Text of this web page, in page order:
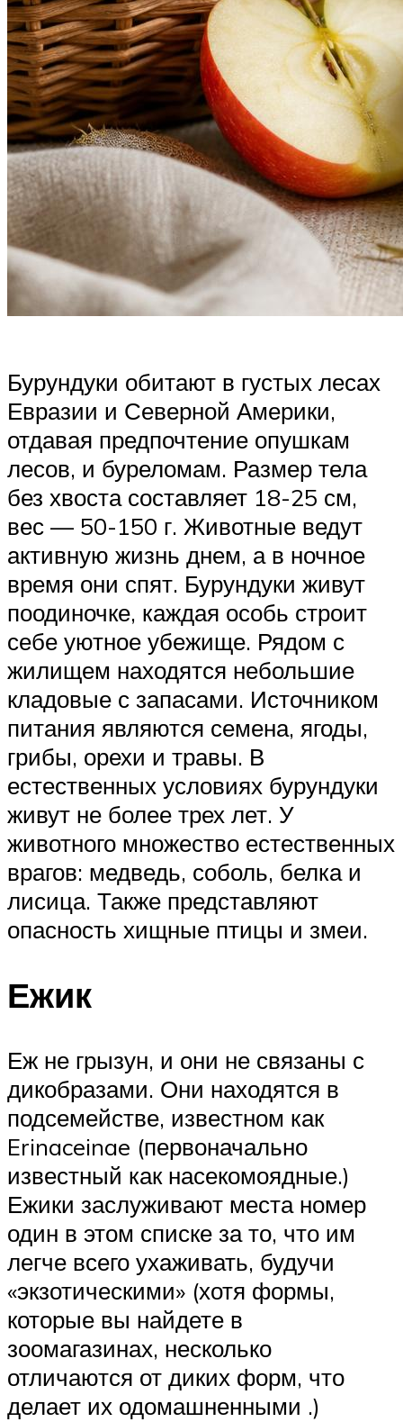
Бурундуки обитают в густых лесах
Евразии и Северной Америки,
отдавая предпочтение опушкам
лесов, и буреломам. Размер тела
без хвоста составляет 18-25 см,
вес — 50-150 г. Животные ведут
активную жизнь днем, а в ночное
время они спят. Бурундуки живут
поодиночке, каждая особь строит
себе уютное убежище. Рядом с
жилищем находятся небольшие
кладовые с запасами. Источником
питания являются семена, ягоды,
грибы, орехи и травы. В
естественных условиях бурундуки
живут не более трех лет. У
животного множество естественных
врагов: медведь, соболь, белка и
лисица. Также представляют
опасность хищные птицы и змеи.
Ежик
Еж не грызун, и они не связаны с
дикобразами. Они находятся в
подсемействе, известном как
Erinaceinae (первоначально
известный как насекомоядные.)
Ежики заслуживают места номер
один в этом списке за то, что им
легче всего ухаживать, будучи
«экзотическими» (хотя формы,
которые вы найдете в
зоомагазинах, несколько
отличаются от диких форм, что
делает их одомашненными .)